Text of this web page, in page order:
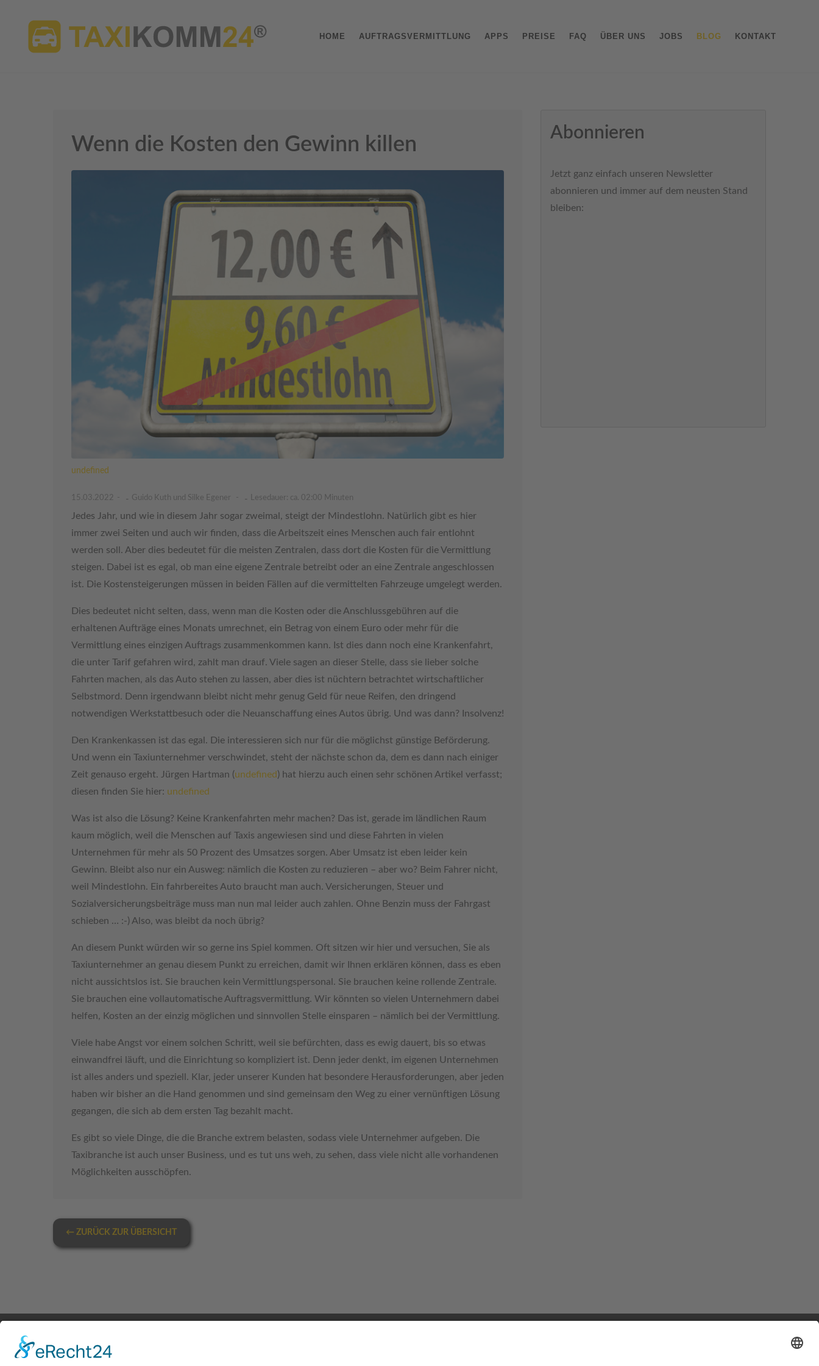
HOME AUFTRAGSVERMITTLUNG APPS PREISE FAQ ÜBER UNS JOBS BLOG KONTAKT
Wenn die Kosten den Gewinn killen
undefined
15.03.2022 - Guido Kuth und Silke Egener - Lesedauer: ca. 02:00 Minuten
Jedes Jahr, und wie in diesem Jahr sogar zweimal, steigt der Mindestlohn. Natürlich gibt es hier
immer zwei Seiten und auch wir finden, dass die Arbeitszeit eines Menschen auch fair entlohnt
werden soll. Aber dies bedeutet für die meisten Zentralen, dass dort die Kosten für die Vermittlung
steigen. Dabei ist es egal, ob man eine eigene Zentrale betreibt oder an eine Zentrale angeschlossen
ist. Die Kostensteigerungen müssen in beiden Fällen auf die vermittelten Fahrzeuge umgelegt werden.
Dies bedeutet nicht selten, dass, wenn man die Kosten oder die Anschlussgebühren auf die
erhaltenen Aufträge eines Monats umrechnet, ein Betrag von einem Euro oder mehr für die
Vermittlung eines einzigen Auftrags zusammenkommen kann. Ist dies dann noch eine Krankenfahrt,
die unter Tarif gefahren wird, zahlt man drauf. Viele sagen an dieser Stelle, dass sie lieber solche
Fahrten machen, als das Auto stehen zu lassen, aber dies ist nüchtern betrachtet wirtschaftlicher
Selbstmord. Denn irgendwann bleibt nicht mehr genug Geld für neue Reifen, den dringend
notwendigen Werkstattbesuch oder die Neuanschaffung eines Autos übrig. Und was dann? Insolvenz!
Den Krankenkassen ist das egal. Die interessieren sich nur für die möglichst günstige Beförderung.
Und wenn ein Taxiunternehmer verschwindet, steht der nächste schon da, dem es dann nach einiger
Zeit genauso ergeht. Jürgen Hartman (undefined) hat hierzu auch einen sehr schönen Artikel verfasst;
diesen finden Sie hier: undefined
Was ist also die Lösung? Keine Krankenfahrten mehr machen? Das ist, gerade im ländlichen Raum
kaum möglich, weil die Menschen auf Taxis angewiesen sind und diese Fahrten in vielen
Unternehmen für mehr als 50 Prozent des Umsatzes sorgen. Aber Umsatz ist eben leider kein
Gewinn. Bleibt also nur ein Ausweg: nämlich die Kosten zu reduzieren – aber wo? Beim Fahrer nicht,
weil Mindestlohn. Ein fahrbereites Auto braucht man auch. Versicherungen, Steuer und
Sozialversicherungsbeiträge muss man nun mal leider auch zahlen. Ohne Benzin muss der Fahrgast
schieben … :-) Also, was bleibt da noch übrig?
An diesem Punkt würden wir so gerne ins Spiel kommen. Oft sitzen wir hier und versuchen, Sie als
Taxiunternehmer an genau diesem Punkt zu erreichen, damit wir Ihnen erklären können, dass es eben
nicht aussichtslos ist. Sie brauchen kein Vermittlungspersonal. Sie brauchen keine rollende Zentrale.
Sie brauchen eine vollautomatische Auftragsvermittlung. Wir könnten so vielen Unternehmern dabei
helfen, Kosten an der einzig möglichen und sinnvollen Stelle einsparen – nämlich bei der Vermittlung.
Viele habe Angst vor einem solchen Schritt, weil sie befürchten, dass es ewig dauert, bis so etwas
einwandfrei läuft, und die Einrichtung so kompliziert ist. Denn jeder denkt, im eigenen Unternehmen
ist alles anders und speziell. Klar, jeder unserer Kunden hat besondere Herausforderungen, aber jeden
haben wir bisher an die Hand genommen und sind gemeinsam den Weg zu einer vernünftigen Lösung
gegangen, die sich ab dem ersten Tag bezahlt macht.
Es gibt so viele Dinge, die die Branche extrem belasten, sodass viele Unternehmer aufgeben. Die
Taxibranche ist auch unser Business, und es tut uns weh, zu sehen, dass viele nicht alle vorhandenen
Möglichkeiten ausschöpfen.
← ZURÜCK ZUR ÜBERSICHT
Abonnieren
Jetzt ganz einfach unseren Newsletter
abonnieren und immer auf dem neusten Stand
bleiben: